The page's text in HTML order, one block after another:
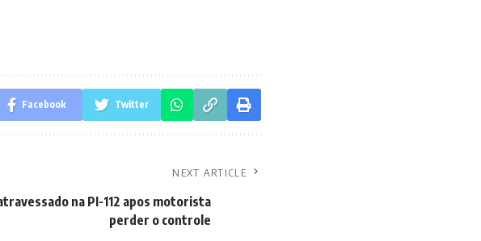
Facebook Twitter
NEXT ARTICLE
na PI-112 apos motorista
perder o controle